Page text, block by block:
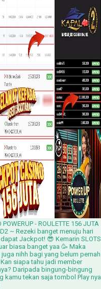
- ROULETTE 156 JUTA
~ Rezeki banget menuju hari
Jackpot! 😎 Kemarin SLOTS
biasa banget yaa 🥳 Maka
nihh bagi yang belum pernah
siapa tahu jadi member
Daripada bingung-bingung
kamu tekan saja tombol Play nya